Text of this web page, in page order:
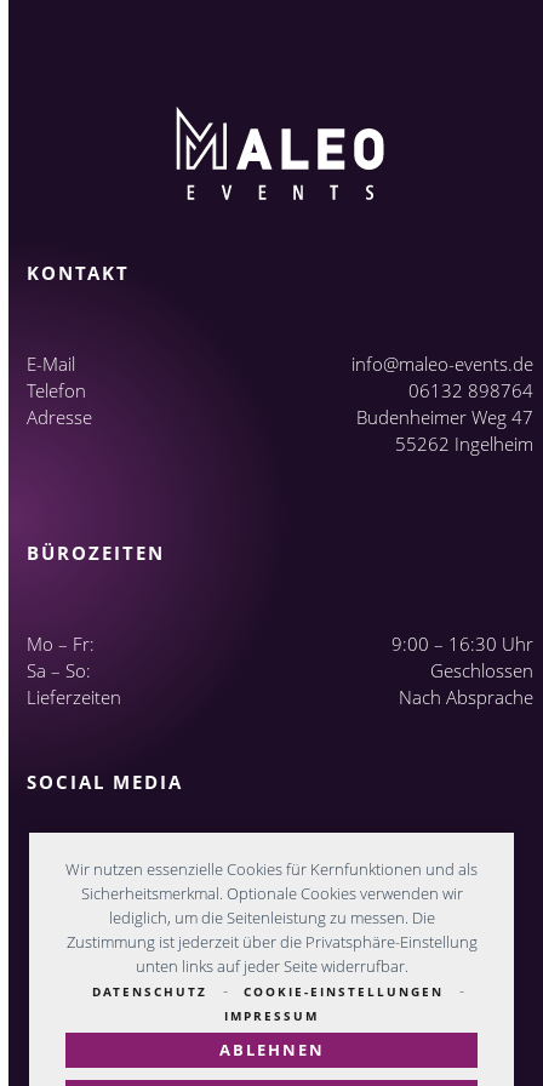
Wir nutzen essenzielle Cookies für Kernfunktionen und als
Sicherheitsmerkmal. Optionale Cookies verwenden wir
lediglich, um die Seitenleistung zu messen. Die
Zustimmung ist jederzeit über die Privatsphäre-Einstellung
unten links auf jeder Seite widerrufbar.
DATENSCHUTZ - COOKIE-EINSTELLUNGEN -
IMPRESSUM
ABLEHNEN
KONTAKT
E-Mail
info@maleo-events.de
Telefon
06132 898764
Adresse
Budenheimer Weg 47
55262 Ingelheim
BÜROZEITEN
Mo – Fr:
9:00 – 16:30 Uhr
Sa – So:
Geschlossen
Lieferzeiten
Nach Absprache
SOCIAL MEDIA